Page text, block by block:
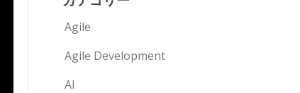
Agile
Agile Development
AI